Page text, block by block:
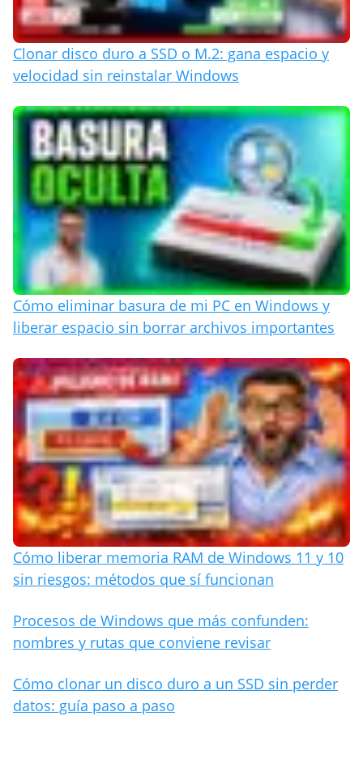
Clonar disco duro a SSD o M.2: gana espacio y
velocidad sin reinstalar Windows
Cómo eliminar basura de mi PC en Windows y
liberar espacio sin borrar archivos importantes
Cómo liberar memoria RAM de Windows 11 y 10
sin riesgos: métodos que sí funcionan
Procesos de Windows que más confunden:
nombres y rutas que conviene revisar
Cómo clonar un disco duro a un SSD sin perder
datos: guía paso a paso